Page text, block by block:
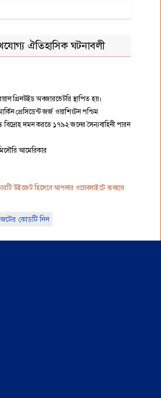
ঐতিহাসিক ঘটনাবলী
গ্রিনউইচ অবজারভেটরি স্থাপিত হয়।
প্রেসিডেন্ট জর্জ ওয়াশিংটন পশ্চিম
বিদ্রোহ দমন করতে ১৭৯২ জনের সৈন্যবাহিনী পারন
আমেরিকার
উইজেট হিসেবে আপনার ওয়েবসাইটে ব্যবহার
কোডটি নিন